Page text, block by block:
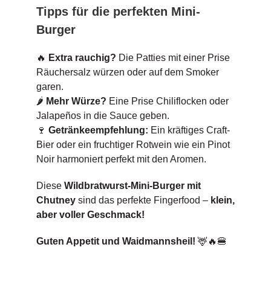
Tipps für die perfekten Mini-
Burger
🔥 Extra rauchig? Die Patties mit einer Prise
Räuchersalz würzen oder auf dem Smoker
garen.
🌶 Mehr Würze? Eine Prise Chiliflocken oder
Jalapeños in die Sauce geben.
🍷 Getränkeempfehlung: Ein kräftiges Craft-
Bier oder ein fruchtiger Rotwein wie ein Pinot
Noir harmoniert perfekt mit den Aromen.
Diese Wildbratwurst-Mini-Burger mit
Chutneysind das perfekte Fingerfood – klein,
aber voller Geschmack!
Guten Appetit und Waidmannsheil! 🦌🔥🍔